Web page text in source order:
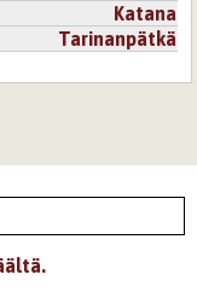
Katana
Tarinanpätkä